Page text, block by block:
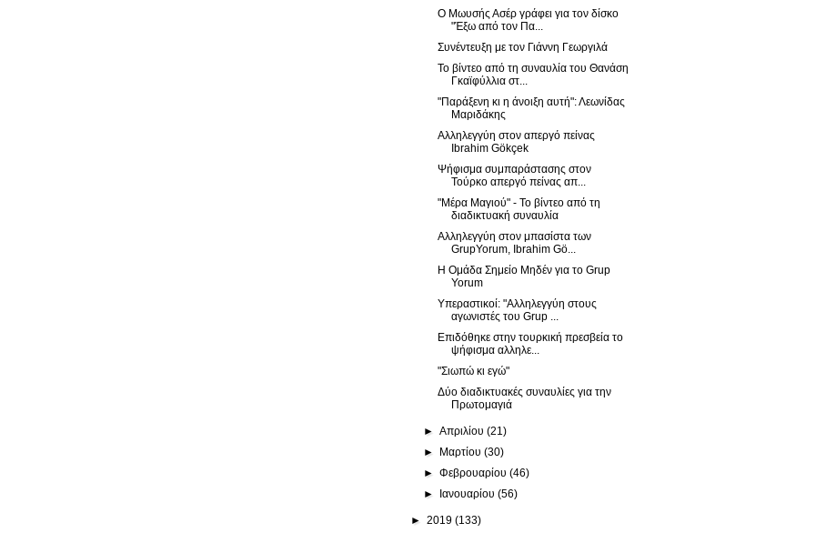
Ο Μωυσής Ασέρ γράφει για τον δίσκο
"Έξω από τον Πα...
Συνέντευξη με τον Γιάννη Γεωργιλά
Το βίντεο από τη συναυλία του Θανάση
Γκαϊφύλλια στ...
"Παράξενη κι η άνοιξη αυτή": Λεωνίδας
Μαριδάκης
Αλληλεγγύη στον απεργό πείνας
Ibrahim Gökçek
Ψήφισμα συμπαράστασης στον
Τούρκο απεργό πείνας απ...
"Μέρα Μαγιού" - Το βίντεο από τη
διαδικτυακή συναυλία
Αλληλεγγύη στον μπασίστα των
GrupYorum, Ibrahim Gö...
Η Ομάδα Σημείο Μηδέν για το Grup
Yorum
Υπεραστικοί: "Αλληλεγγύη στους
αγωνιστές του Grup ...
Επιδόθηκε στην τουρκική πρεσβεία το
ψήφισμα αλληλε...
"Σιωπώ κι εγώ"
Δύο διαδικτυακές συναυλίες για την
Πρωτομαγιά
►Απριλίου(21)
► Μαρτίου(30)
►Φεβρουαρίου(46)
► Ιανουαρίου(56)
► 2019 (133)